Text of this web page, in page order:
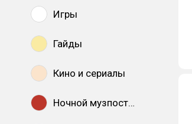
Игры
Гайды
Кино и сериалы
Ночной музпостинг